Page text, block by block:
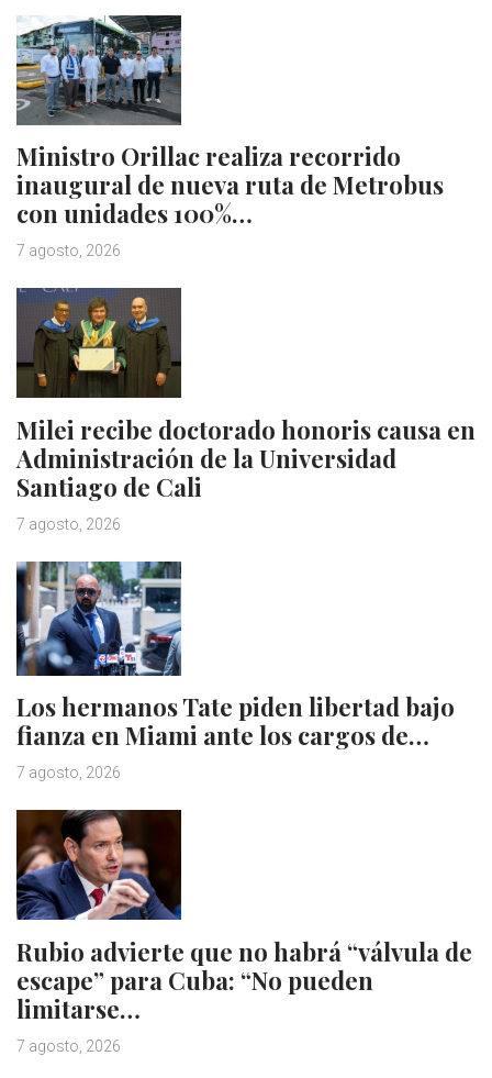
Ministro Orillac realiza recorrido
inaugural de nueva ruta de Metrobus
con unidades 100%…
7 agosto, 2026
Milei recibe doctorado honoris causa en
Administración de la Universidad
Santiago de Cali
7 agosto, 2026
Los hermanos Tate piden libertad bajo
fianza en Miami ante los cargos de…
7 agosto, 2026
Rubio advierte que no habrá “válvula de
escape” para Cuba: “No pueden
limitarse…
7 agosto, 2026